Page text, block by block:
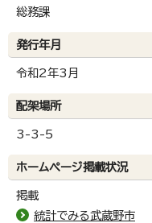
総務課
発行年月
令和2年3月
配架場所
3-3-5
ホームページ掲載状況
掲載
統計でみる武蔵野市